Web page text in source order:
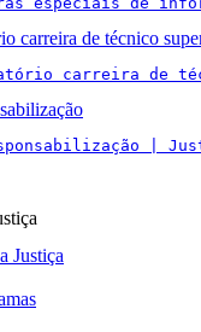
carreira de técnico
carreira de
|
Justiça